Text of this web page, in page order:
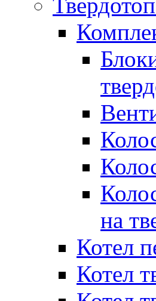
на
Котел
Котел